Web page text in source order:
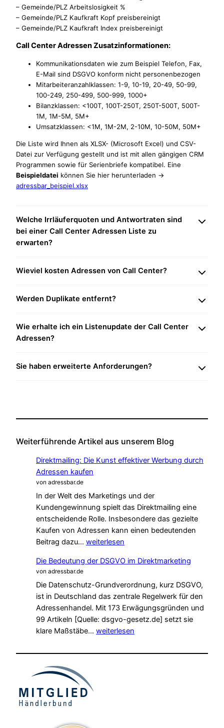
– Gemeinde/PLZ Arbeitslosigkeit %
– Gemeinde/PLZ Kaufkraft Kopf preisbereinigt
– Gemeinde/PLZ Kaufkraft Index preisbereinigt
Call Center Adressen Zusatzinformationen:
Kommunikationsdaten wie zum Beispiel Telefon, Fax,
E-Mail sind DSGVO konform nicht personenbezogen
Mitarbeiteranzahlklassen: 1-9, 10-19, 20-49, 50-99,
100-249, 250-499, 500-999, 1000+
Bilanzklassen: <100T, 100T-250T, 250T-500T, 500T-
1M, 1M-5M, 5M+
Umsatzklassen: <1M, 1M-2M, 2-10M, 10-50M, 50M+
Die Liste wird Ihnen als XLSX- (Microsoft Excel) und CSV-
Datei zur Verfügung gestellt und ist mit allen gängigen CRM
Programmen sowie für Serienbriefe kompatibel. Eine
Beispieldatei können Sie hier herunterladen ->
adressbar_beispiel.xlsx
Welche Irrläuferquoten und Antwortraten sind
bei einer Call Center Adressen Liste zu
erwarten?
Wieviel kosten Adressen von Call Center?
Werden Duplikate entfernt?
Wie erhalte ich ein Listenupdate der Call Center
Adressen?
Sie haben erweiterte Anforderungen?
Weiterführende Artikel aus unserem Blog
Direktmailing: Die Kunst effektiver Werbung durch
Adressen kaufen
von adressbar.de
In der Welt des Marketings und der
Kundengewinnung spielt das Direktmailing eine
entscheidende Rolle. Insbesondere das gezielte
Kaufen von Adressen kann einen bedeutenden
Beitrag dazu… Direktmailing:
Kunst
Werbung
durch
Adressen
kaufen
weiterlesen
Die Bedeutung der DSGVO im Direktmarketing
von adressbar.de
Die Datenschutz-Grundverordnung, kurz DSGVO,
ist in Deutschland das zentrale Regelwerk für den
Adressenhandel. Mit 173 Erwägungsgründen und
99 Artikeln [Quelle: dsgvo-gesetz.de] setzt sie
klare Maßstäbe… Die
der
weiterlesen